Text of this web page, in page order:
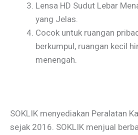
Lensa HD Sudut Lebar
yang Jelas.
Cocok untuk ruangan
berkumpul, ruangan kecil
menengah.
SOKLIK menyediakan Peralatan
sejak 2016. SOKLIK menjual